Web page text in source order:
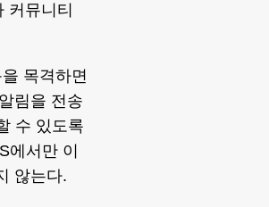
커뮤니티
목격하면
림을 전송
수 있도록
서만 이
않는다.